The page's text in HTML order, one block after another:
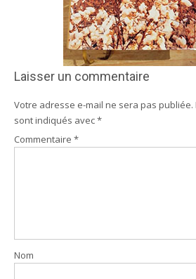
Laisser un commentaire
Votre adresse e-mail ne sera pas publiée.
sont indiqués avec*
Commentaire *
Nom